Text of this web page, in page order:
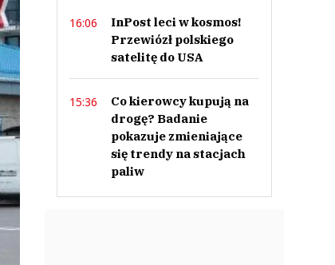
16:06
InPost leci w kosmos!
Przewiózł polskiego
satelitę do USA
15:36
Co kierowcy kupują na
drogę? Badanie
pokazuje zmieniające
się trendy na stacjach
paliw